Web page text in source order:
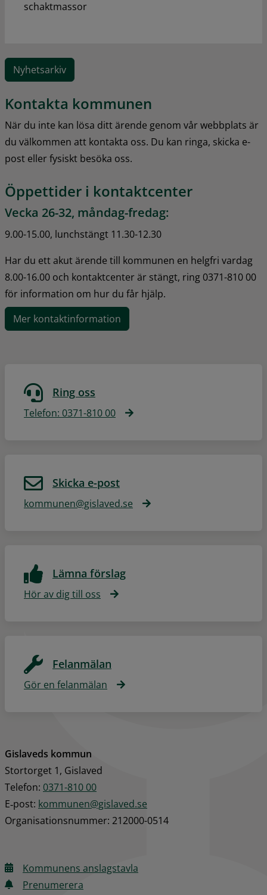
schaktmassor
Nyhetsarkiv
Kontakta kommunen
När du inte kan lösa ditt ärende genom vår webbplats är
du välkommen att kontakta oss. Du kan ringa, skicka e-
post eller fysiskt besöka oss.
Öppettider i kontaktcenter
Vecka 26-32, måndag-fredag:
9.00-15.00, lunchstängt 11.30-12.30
Har du ett akut ärende till kommunen en helgfri vardag
8.00-16.00 och kontaktcenter är stängt, ring 0371-810 00
för information om hur du får hjälp.
Mer kontaktinformation
Ring oss
Telefon: 0371-810 00
Skicka e-post
kommunen@gislaved.se
Lämna förslag
Hör av dig till oss
Felanmälan
Gör en felanmälan
Gislaveds kommun
Stortorget 1, Gislaved
Telefon: 0371-810 00
E‑post: kommunen@gislaved.se
Organisationsnummer: 212000-0514
Kommunens anslagstavla
Prenumerera